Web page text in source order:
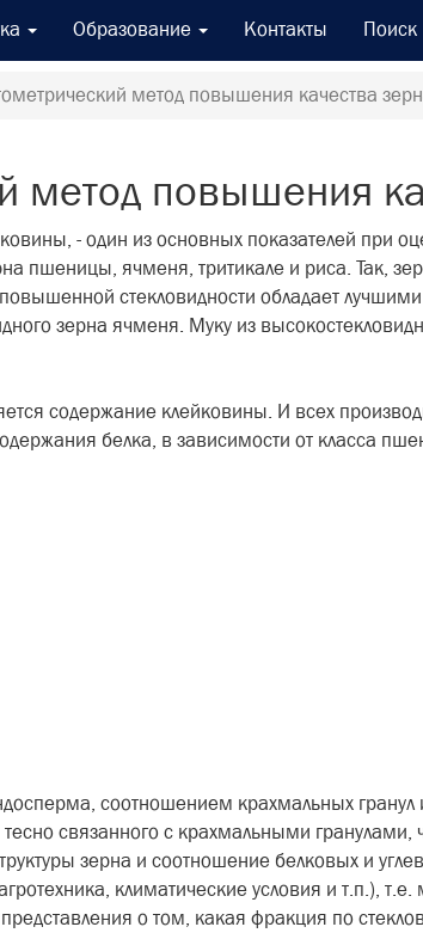
Образование Контакты Поиск
метод повышения качества
метод повышения
- один из основных показателей при
пшеницы, ячменя, тритикале и риса. Так,
стекловид­ности обладает
зерна ячменя. Муку из
содер­жание клейковины. И всех
белка, в зависимости от класса
соотношением крахмальных
связанного с крахмальными
зерна и соотношение белковых и
климатические условия и т.п.),
о том, какая фрак­ция по